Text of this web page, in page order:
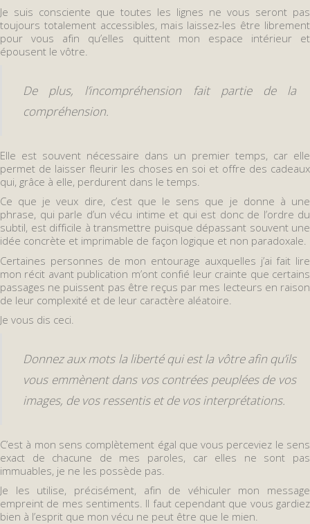
Je suis consciente que toutes les lignes ne vous seront pas
toujours totalement accessibles, mais laissez-les être librement
pour vous afin qu’elles quittent mon espace intérieur et
épousent le vôtre.
De plus, l’incompréhension fait partie de la
compréhension.
Elle est souvent nécessaire dans un premier temps, car elle
permet de laisser fleurir les choses en soi et offre des cadeaux
qui, grâce à elle, perdurent dans le temps.
Ce que je veux dire, c’est que le sens que je donne à une
phrase, qui parle d’un vécu intime et qui est donc de l’ordre du
subtil, est difficile à transmettre puisque dépassant souvent une
idée concrète et imprimable de façon logique et non paradoxale.
Certaines personnes de mon entourage auxquelles j’ai fait lire
mon récit avant publication m’ont confié leur crainte que certains
passages ne puissent pas être reçus par mes lecteurs en raison
de leur complexité et de leur caractère aléatoire.
Je vous dis ceci.
Donnez aux mots la liberté qui est la vôtre afin qu’ils
vous emmènent dans vos contrées peuplées de vos
images, de vos ressentis et de vos interprétations.
C’est à mon sens complètement égal que vous perceviez le sens
exact de chacune de mes paroles, car elles ne sont pas
immuables, je ne les possède pas.
Je les utilise, précisément, afin de véhiculer mon message
empreint de mes sentiments. Il faut cependant que vous gardiez
bien à l’esprit que mon vécu ne peut être que le mien.